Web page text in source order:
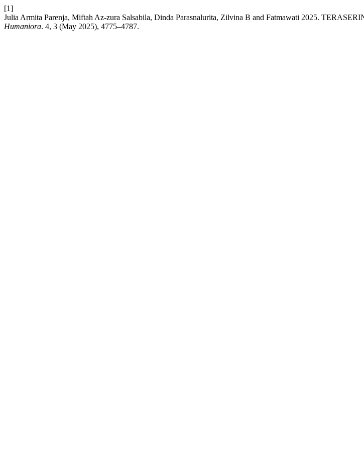
[1]
Julia Armita Parenja, Miftah Az-zura Salsabila, Dinda Parasnalurita, Zilvina B and Fatmawati 2025.
Humaniora. 4, 3 (May 2025), 4775–4787.